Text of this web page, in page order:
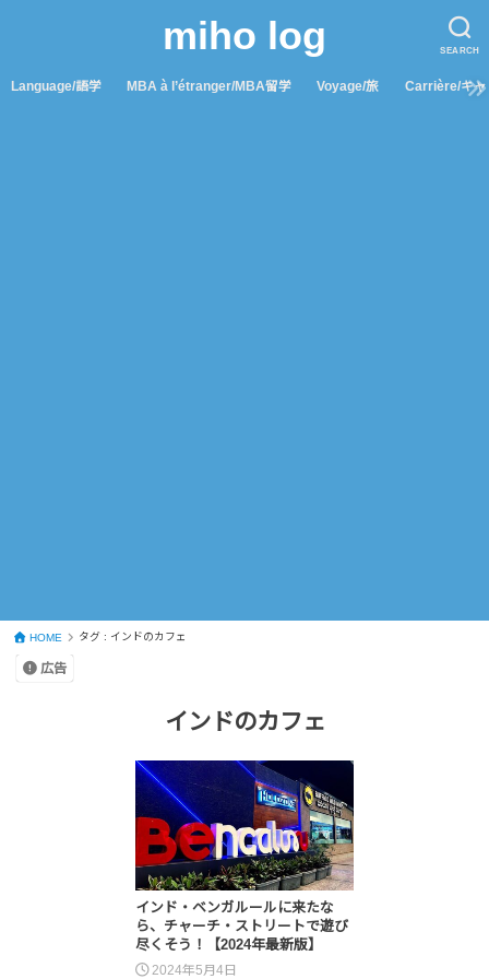
SEARCH
miho log
Language/語学 MBA à l’étranger/MBA留学 Voyage/旅 Carrière/キャ
HOME タグ : インドのカフェ
広告
インドのカフェ
インド・ベンガルールに来たな
ら、チャーチ・ストリートで遊び
尽くそう！【2024年最新版】
2024年5月4日